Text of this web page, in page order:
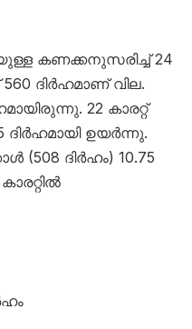
കണക്കനുസരിച്ച് 24
ദിർഹമാണ് വില.
22 കാരറ്റ്
ദിർഹമായി ഉയർന്നു.
(508 ദിർഹം) 10.75